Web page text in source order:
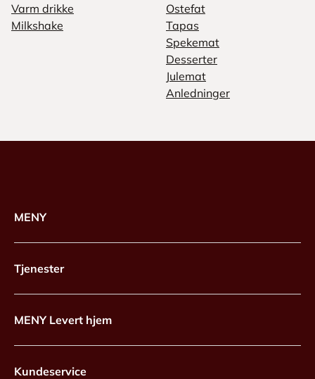
Varm drikke
Milkshake
Ostefat
Tapas
Spekemat
Desserter
Julemat
Anledninger
MENY
Tjenester
MENY Levert hjem
Kundeservice